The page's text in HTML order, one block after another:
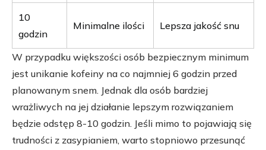
10
godzin
Minimalne ilości Lepsza jakość snu
W przypadku większości osób bezpiecznym minimum
jest unikanie kofeiny na co najmniej 6 godzin przed
planowanym snem. Jednak dla osób bardziej
wrażliwych na jej działanie lepszym rozwiązaniem
będzie odstęp 8-10 godzin. Jeśli mimo to pojawiają się
trudności z zasypianiem, warto stopniowo przesunąć